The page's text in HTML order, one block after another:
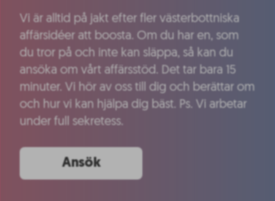
Vi är alltid på jakt efter fler västerbottniska
affärsidéer att boosta. Om du har en, som
du tror på och inte kan släppa, så kan du
ansöka om vårt affärsstöd. Det tar bara 15
minuter. Vi hör av oss till dig och berättar om
och hur vi kan hjälpa dig bäst. Ps. Vi arbetar
under full sekretess.
Ansök